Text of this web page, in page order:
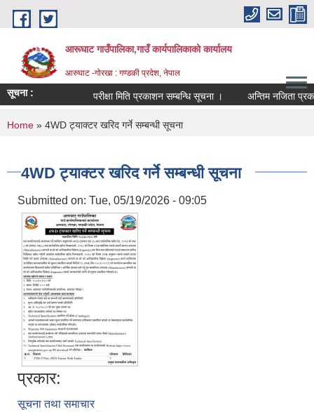
Skip to main content
आरूघाट गाउँपालिका,गाउँ कार्यपालिकाको कार्यालय
आरुघाट -गोरखा : गण्डकी प्रदेश, नेपाल
सूचना : परीक्षा मिति प्रकाशन सम्बन्धि सूचना । अन्तिम नजिता प्रकाशन
You are here
Home » 4WD ट्याक्टर खरिद गर्ने सम्बन्धी सूचना
4WD ट्याक्टर खरिद गर्ने सम्बन्धी सूचना
Submitted on: Tue, 05/19/2026 - 09:05
प्रकार:
सूचना तथा समाचार